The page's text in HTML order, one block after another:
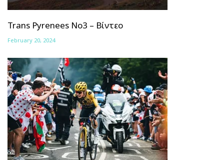
Trans Pyrenees No3 – Βίντεο
February 20, 2024